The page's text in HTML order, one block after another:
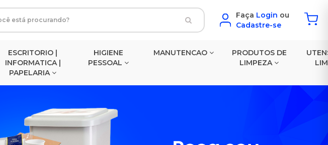
Faça Login ou
Cadastre-se
ESCRITORIO |
INFORMATICA |
PAPELARIA
HIGIENE
PESSOAL
MANUTENCAO
PRODUTOS DE
LIMPEZA